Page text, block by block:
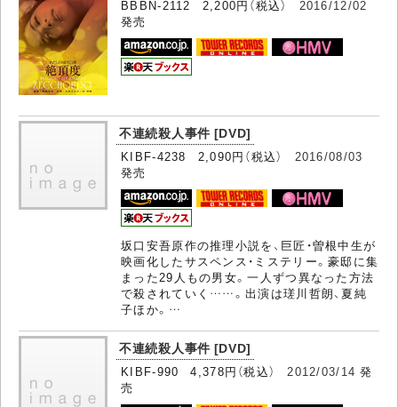
BBBN-2112 2,200円（税込） 2016/12/02
発売
不連続殺人事件 [DVD]
KIBF-4238 2,090円（税込） 2016/08/03
発売
坂口安吾原作の推理小説を、巨匠・曽根中生が
映画化したサスペンス・ミステリー。豪邸に集
まった29人もの男女。一人ずつ異なった方法
で殺されていく……。出演は瑳川哲朗、夏純
子ほか。…
不連続殺人事件 [DVD]
KIBF-990 4,378円（税込） 2012/03/14 発
売